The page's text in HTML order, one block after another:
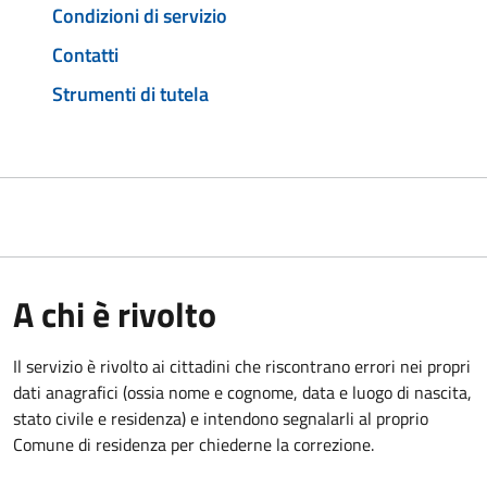
Condizioni di servizio
Contatti
Strumenti di tutela
A chi è rivolto
Il servizio è rivolto ai cittadini che riscontrano errori nei propri
dati anagrafici (ossia nome e cognome, data e luogo di nascita,
stato civile e residenza) e intendono segnalarli al proprio
Comune di residenza per chiederne la correzione.